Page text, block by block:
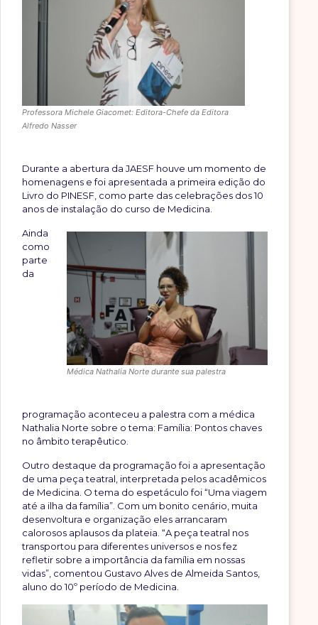
Professora Michele Giacomet: Editora-Chefe da Editora
Alfredo Nasser
Durante a abertura da JAESF houve um momento de
homenagens e foi apresentada a primeira edição do
Livro do PINESF, como parte das celebrações dos 10
anos de instalação do curso de Medicina.
Médica Nathalia Norte durante sua palestra
Ainda
como
parte
da
programação aconteceu a palestra com a médica
Nathalia Norte sobre o tema: Família: Pontos chaves
no âmbito terapêutico.
Outro destaque da programação foi a apresentação
de uma peça teatral, interpretada pelos acadêmicos
de Medicina. O tema do espetáculo foi “Uma viagem
até a ilha da família”. Com um bonito cenário, muita
desenvoltura e organização eles arrancaram
calorosos aplausos da plateia. “A peça teatral nos
transportou para diferentes universos e nos fez
refletir sobre a importância da família em nossas
vidas”, comentou Gustavo Alves de Almeida Santos,
aluno do 10º período de Medicina.